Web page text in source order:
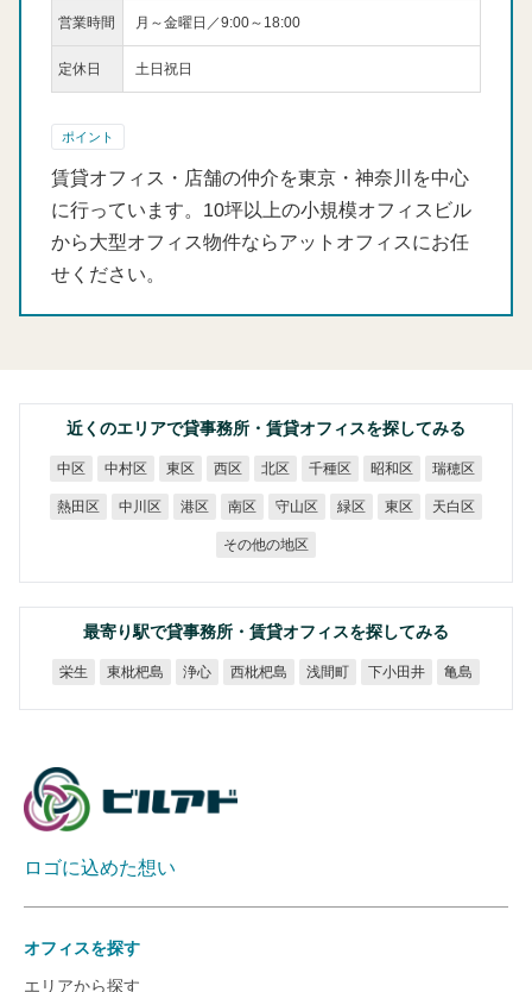
営業時間 月～金曜日／9:00～18:00
定休日 土日祝日
ポイント
賃貸オフィス・店舗の仲介を東京・神奈川を中心
に行っています。10坪以上の小規模オフィスビル
から大型オフィス物件ならアットオフィスにお任
せください。
近くのエリアで貸事務所・賃貸オフィスを探してみる
中区 中村区 東区 西区 北区 千種区 昭和区 瑞穂区
熱田区 中川区 港区 南区 守山区 緑区 東区 天白区
その他の地区
最寄り駅で貸事務所・賃貸オフィスを探してみる
栄生 東枇杷島 浄心 西枇杷島 浅間町 下小田井 亀島
ロゴに込めた想い
オフィスを探す
エリアから探す